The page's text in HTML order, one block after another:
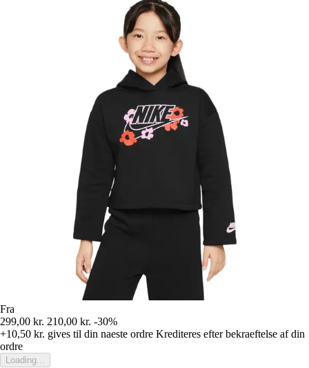
Fra
299,00 kr. 210,00 kr. -30%
+10,50 kr. gives til din naeste ordre Krediteres efter bekraeftelse af din
ordre
Loading...